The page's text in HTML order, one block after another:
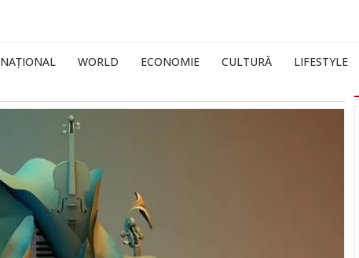
NAȚIONAL WORLD ECONOMIE CULTURĂ LIFESTYLE